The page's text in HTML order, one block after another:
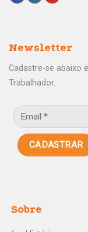
Sobre
Newsletter
Cadastre-se abaixo
Trabalhador.